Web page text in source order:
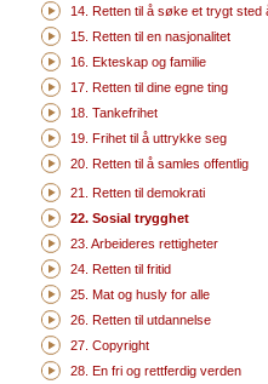
14. Retten til å søke et trygt sted
15. Retten til en nasjonalitet
16. Ekteskap og familie
17. Retten til dine egne ting
18. Tankefrihet
19. Frihet til å uttrykke seg
20. Retten til å samles offentlig
21. Retten til demokrati
22. Sosial trygghet
23. Arbeideres rettigheter
24. Retten til fritid
25. Mat og husly for alle
26. Retten til utdannelse
27. Copyright
28. En fri og rettferdig verden